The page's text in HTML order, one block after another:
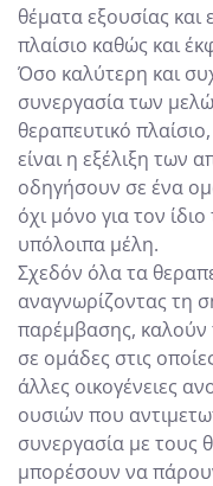
θέματα εξουσίας και
πλαίσιο καθώς και
Όσο καλύτερη και
συνεργασία των
θεραπευτικό
είναι η εξέλιξη των
οδηγήσουν σε ένα
όχι μόνο για τον
υπόλοιπα μέλη.
Σχεδόν όλα τα
αναγνωρίζοντας τη
παρέμβασης, καλούν
σε ομάδες στις
άλλες οικογένειες
ουσιών που
συνεργασία με τους
μπορέσουν να